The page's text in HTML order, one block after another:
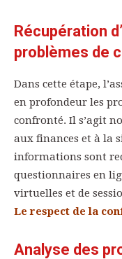
Récupération
problèmes de
Dans cette étape,
en profondeur les
confronté. Il s’agit
aux finances et à la
informations sont
questionnaires en
virtuelles et de
Le respect de la
Analyse des